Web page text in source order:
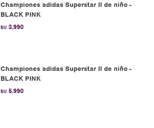
Championes adidas Superstar II de niño -
BLACK PINK
$U 3.990
Championes adidas Superstar II de niño -
BLACK PINK
$U 5.990